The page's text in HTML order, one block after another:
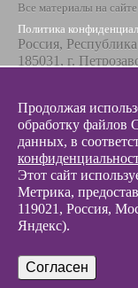
Все материалы на
Политика
Россия,
185031, г.
+7 8142 67-23-67
Эл. почта
© 2012 - 2026
Продолжая
обработку файлов
данных, в
Этот сайт
Метрика,
119021, Россия,
Яндекс).
Согласен